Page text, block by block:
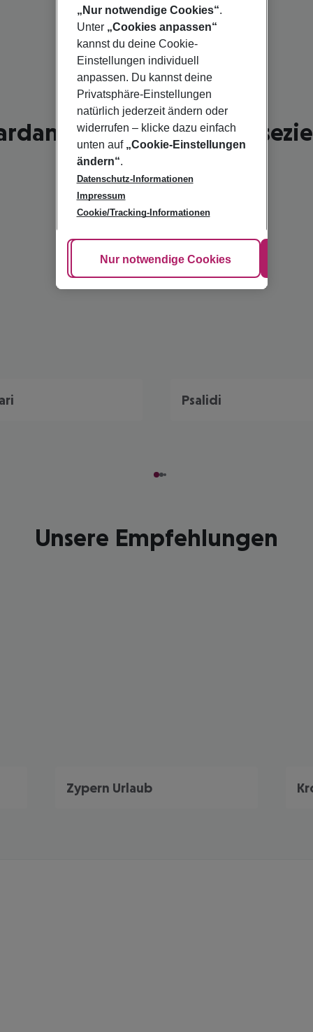
- schönste
Psalidi
Unsere Empfehlungen
Zypern Urlaub
„Nur notwendige Cookies“.
Unter „Cookies anpassen“
kannst du deine Cookie-
Einstellungen individuell
anpassen. Du kannst deine
Privatsphäre-Einstellungen
natürlich jederzeit ändern oder
widerrufen – klicke dazu einfach
unten auf „Cookie-Einstellungen
ändern“.
Datenschutz-Informationen
Impressum
Cookie/Tracking-Informationen
Cookie anpassen
Nur notwendige Cookies